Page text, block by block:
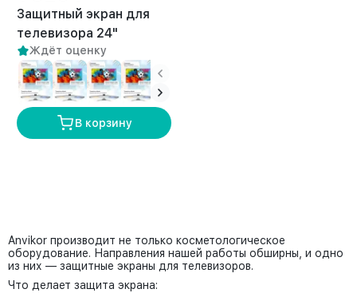
Защитный экран для
телевизора 24"
Ждёт оценку
В корзину
Anvikor производит не только косметологическое
оборудование. Направления нашей работы обширны, и одно
из них — защитные экраны для телевизоров.
Что делает защита экрана: